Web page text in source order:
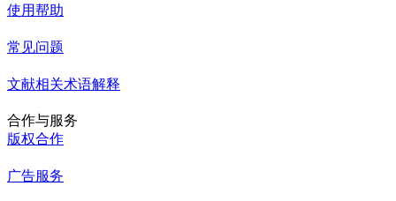
使用帮助
常见问题
文献相关术语解释
合作与服务
版权合作
广告服务